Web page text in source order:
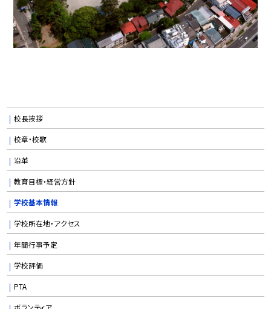
校長挨拶
校章・校歌
沿革
教育目標・経営方針
学校基本情報
学校所在地・アクセス
年間行事予定
学校評価
PTA